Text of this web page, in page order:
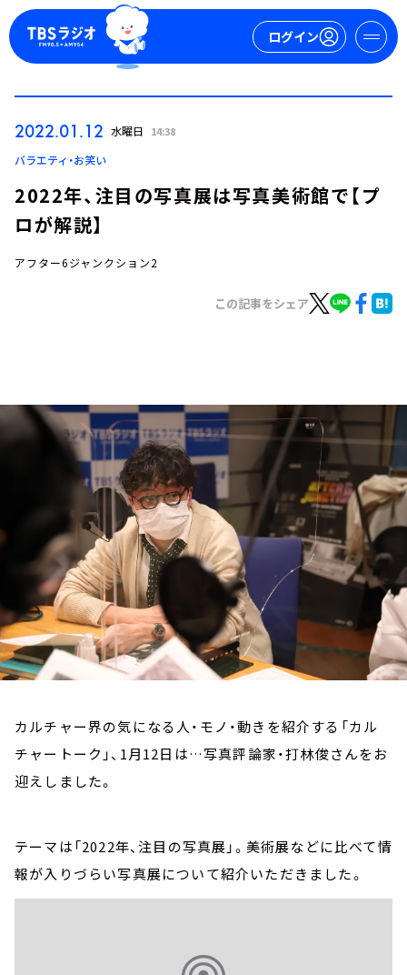
ログイン
ログイン
お知らせ
イベント・グッズ
YouTube
会社情報
2022.01.12 水曜日 14:38
バラエティ・お笑い
2022年、注目の写真展は写真美術館で【プ
ロが解説】
アフター6ジャンクション2
この記事をシェア
カルチャー界の気になる人・モノ・動きを紹介する「カル
チャートーク」、1月12日は…写真評論家・打林俊さんをお
迎えしました。
テーマは「2022年、注目の写真展」。美術展などに比べて情
報が入りづらい写真展について紹介いただきました。